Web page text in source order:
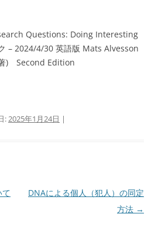
Questions: Doing Interesting
– 2024/4/30 英語版 Mats Alvesson
) Second Edition
:2025年1月24日 |
DNAによる個人（犯人）の同定
方法 →